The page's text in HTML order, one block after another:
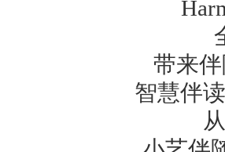
带来
智慧伴